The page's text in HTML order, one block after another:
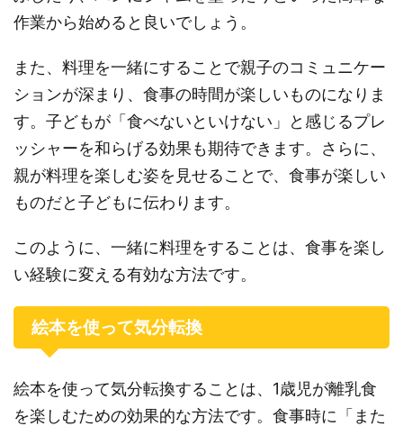
作業から始めると良いでしょう。
また、料理を一緒にすることで親子のコミュニケー
ションが深まり、食事の時間が楽しいものになりま
す。子どもが「食べないといけない」と感じるプレ
ッシャーを和らげる効果も期待できます。さらに、
親が料理を楽しむ姿を見せることで、食事が楽しい
ものだと子どもに伝わります。
このように、一緒に料理をすることは、食事を楽し
い経験に変える有効な方法です。
絵本を使って気分転換
絵本を使って気分転換することは、1歳児が離乳食
を楽しむための効果的な方法です。食事時に「また